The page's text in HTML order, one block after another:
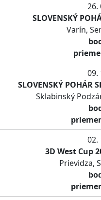
26.
SLOVENSKÝ
Varín,
09.
SLOVENSKÝ POHÁR
Sklabinský
02.
3D West Cup
Prievidza,